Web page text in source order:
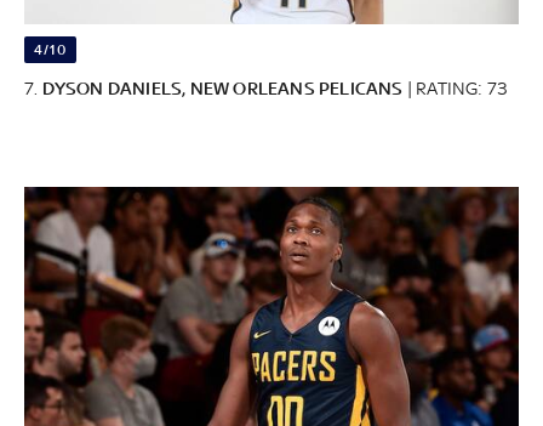
4/10
7. DYSON DANIELS, NEW ORLEANS PELICANS | RATING: 73